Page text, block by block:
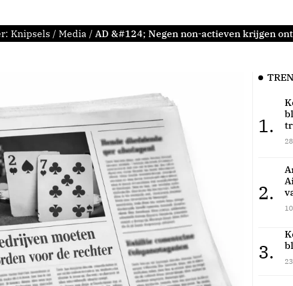
Knipsels / Media / AD &#124; Negen non-actieven krijgen
1.
2.
3.